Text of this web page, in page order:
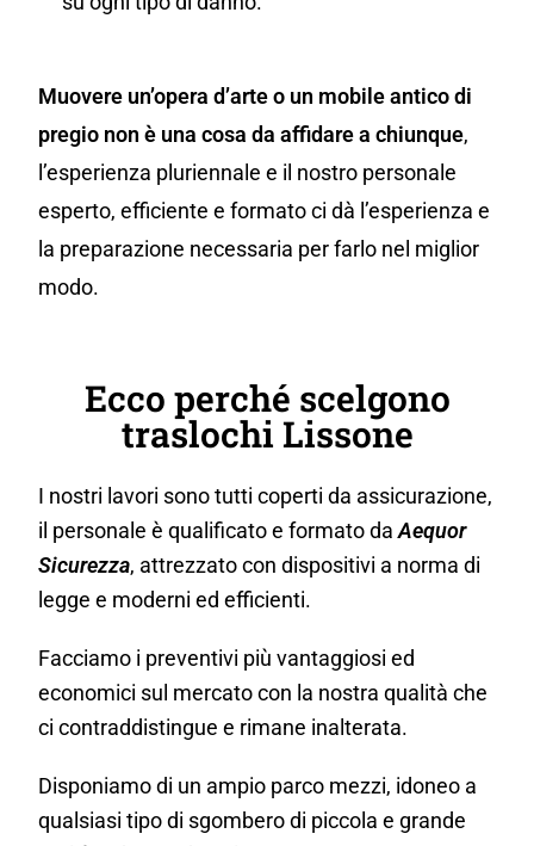
Muovere un’opera d’arte o un mobile antico di
pregio non è una cosa da affidare a chiunque,
l’esperienza pluriennale e il nostro personale
esperto, efficiente e formato ci dà l’esperienza e
la preparazione necessaria per farlo nel miglior
modo.
Ecco perché scelgono
traslochi Lissone
I nostri lavori sono tutti coperti da assicurazione,
il personale è qualificato e formato daAequor
Sicurezza, attrezzato con dispositivi a norma di
legge e moderni ed efficienti.
Facciamo i preventivi più vantaggiosi ed
economici sul mercato con la nostra qualità che
ci contraddistingue e rimane inalterata.
Disponiamo di un ampio parco mezzi, idoneo a
qualsiasi tipo di sgombero di piccola e grande